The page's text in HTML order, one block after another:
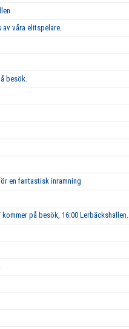
våra elitspelare.
besök.
en fantastisk inramning
på besök, 16:00 Lerbäckshallen.